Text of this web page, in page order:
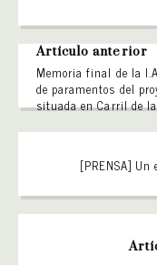
Artículo anterior
Memoria final de la
de paramentos del
situada en Carril de
[PRENSA]